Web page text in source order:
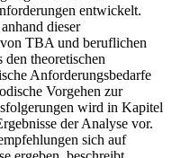
entwickelt.
dieser
TBA und beruflichen
theoretischen
Anforderungsbedarfe
Vorgehen zur
wird in Kapitel
der Analyse vor.
sich auf